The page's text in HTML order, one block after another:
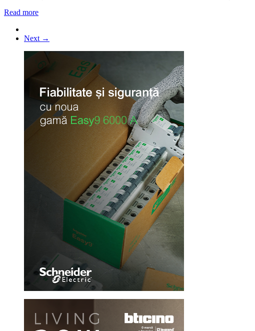
Read more
Next →